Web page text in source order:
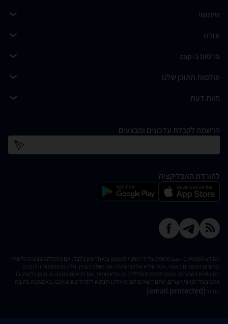
שימושי
עזרה
פרסום ב-zap
עולמות התוכן שלנו
חוות דעת
הרשמה לקבלת עדכונים ומבצעים
להורדת האפליקציה
המידע המופיע ב- zap מסופק על ידי החנויות עצמן ובאחריותן בלבד. אם נתקלתם בבעיה כלשהי
בנתונים המוצגים באתר, אנא שלחו אלינו הודעה ואנו נטפל בעניין. חלק מהתמונות והתכנים
המופיעים באתר זה הוכנו בעזרת מחוללי בינה מלאכותית. אם זיהיתם תמונה או תוכן כלשהו בו
אתם בעלי זכויות יוצרים, אתם רשאים לפנות אלינו ולבקש לחדול משימוש בו, באמצעות כתובת
המייל [email protected]